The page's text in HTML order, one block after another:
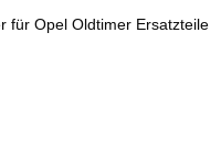
für Opel Oldtimer Ersatzteile